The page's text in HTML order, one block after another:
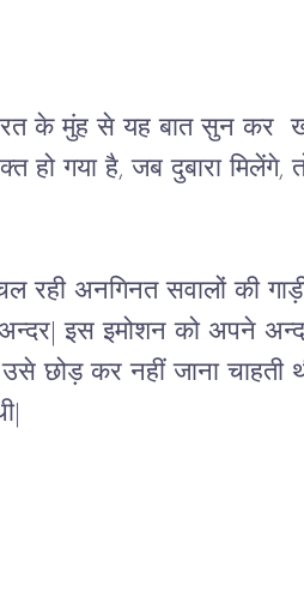
के मुंह से यह बात सुन कर
गया है, जब दुबारा मिलेंगे,
रही अनगिनत सवालों की
इस इमोशन को अपने
छोड़ कर नहीं जाना